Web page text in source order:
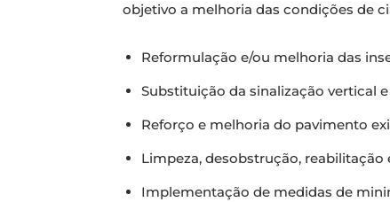
objetivo a melhoria das condições de
Reformulação e/ou melhoria das
Substituição da sinalização vertical
Reforço e melhoria do pavimento
Limpeza, desobstrução,
Implementação de medidas de